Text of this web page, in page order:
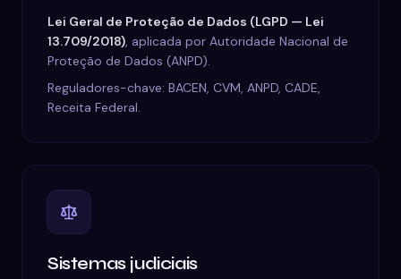
Lei Geral de Proteção de Dados (LGPD — Lei
13.709/2018), aplicada por Autoridade Nacional de
Proteção de Dados (ANPD).
Reguladores-chave: BACEN, CVM, ANPD, CADE,
Receita Federal.
Sistemas judiciais